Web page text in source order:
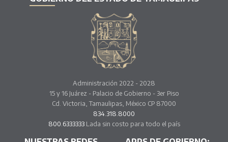
Administración 2022 - 2028
15 y 16 Juárez - Palacio de Gobierno - 3er Piso
Cd. Victoria, Tamaulipas, México CP 87000
834.318.8000
800.6333333Lada sin costo para todo el país